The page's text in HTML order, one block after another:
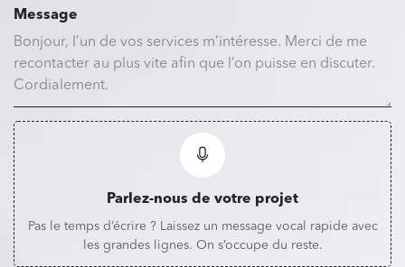
Message
Parlez-nous de votre projet
Pas le temps d’écrire ? Laissez un message vocal rapide avec
les grandes lignes. On s’occupe du reste.